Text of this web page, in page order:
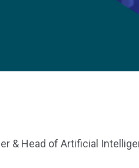
& Head of Artificial